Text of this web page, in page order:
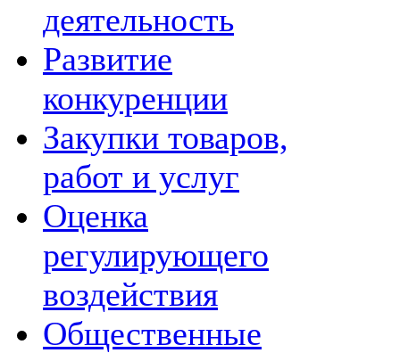
деятельность
Развитие
конкуренции
Закупки товаров,
работ и услуг
Оценка
регулирующего
воздействия
Общественные